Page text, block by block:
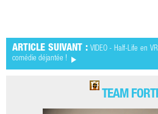
ARTICLE SUIVANT :VIDEO - Half-Life en
comédie déjantée !
TEAM